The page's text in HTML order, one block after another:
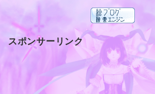
スポンサーリンク